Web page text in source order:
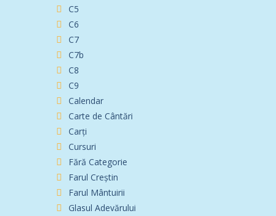
C5
C6
C7
C7b
C8
C9
Calendar
Carte de Cântări
Carți
Cursuri
Fără Categorie
Farul Creștin
Farul Mântuirii
Glasul Adevărului